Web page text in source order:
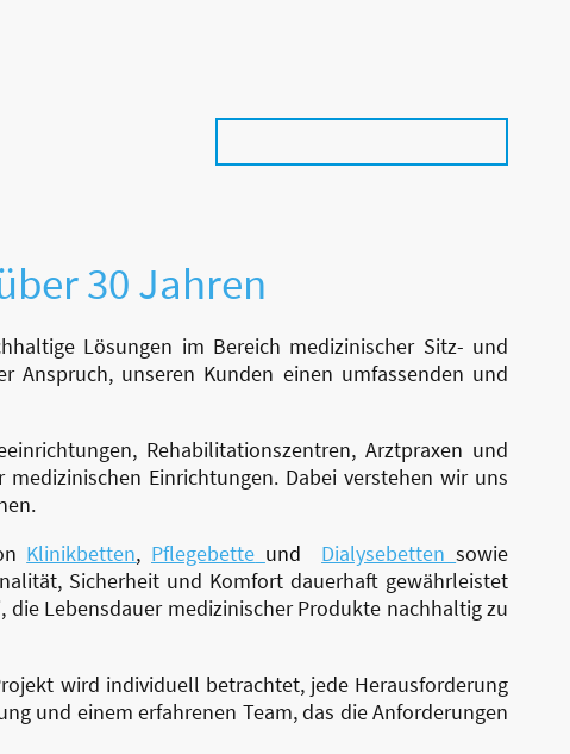
30 Jahren
Lösungen im Bereich medizinischer Sitz- und
Anspruch, unseren Kunden einen umfassenden und
Rehabilitationszentren, Arztpraxen und
Einrichtungen. Dabei verstehen wir uns
Klinikbetten, Pflegebette und Dialysebettensowie
Sicherheit und Komfort dauerhaft gewährleistet
Lebensdauer medizinischer Produkte nachhaltig zu
wird individuell betrachtet, jede Herausforderung
und einem erfahrenen Team, das die Anforderungen